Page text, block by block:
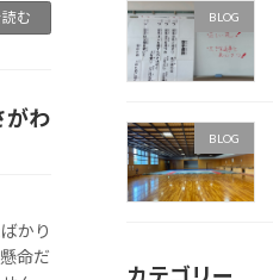
む
がわ
かり
命だ
BLOG
BLOG